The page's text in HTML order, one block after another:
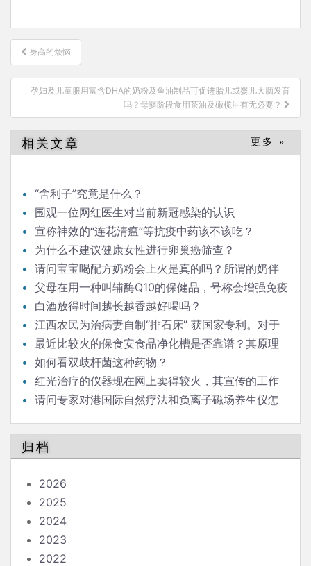
文
章
导
身高的烦恼
孕妇及儿童服用富含DHA的奶粉及鱼油制品可促进胎儿或婴儿大脑发育
吗？母婴阶段食用茶油及橄榄油有无必要？
相关文章 更多 »
“舍利子”究竟是什么？
围观一位网红医生对当前新冠感染的认识
宣称神效的“连花清瘟”等抗疫中药该不该吃？
为什么不建议健康女性进行卵巢癌筛查？
请问宝宝喝配方奶粉会上火是真的吗？所谓的奶伴
侣“清伙灵”有效果吗？如果能清火，为什么不取名“清火
灵”？商家玩的是什么手段？
父母在用一种叫辅酶Q10的保健品，号称会增强免疫
力。能科普一下吗？
白酒放得时间越长越香越好喝吗？
江西农民为治病妻自制“排石床” 获国家专利。对于
肾结石，倒立排石，是否有科学依据？
最近比较火的保食安食品净化槽是否靠谱？其原理
是以水的裂解杀菌，水触媒消毒。请问是否有科学依
据？
如何看双歧杆菌这种药物？
红光治疗的仪器现在网上卖得较火，其宣传的工作
原理科学吗？
请问专家对港国际自然疗法和负离子磁场养生仪怎
归档
2026
2025
2024
2023
2022